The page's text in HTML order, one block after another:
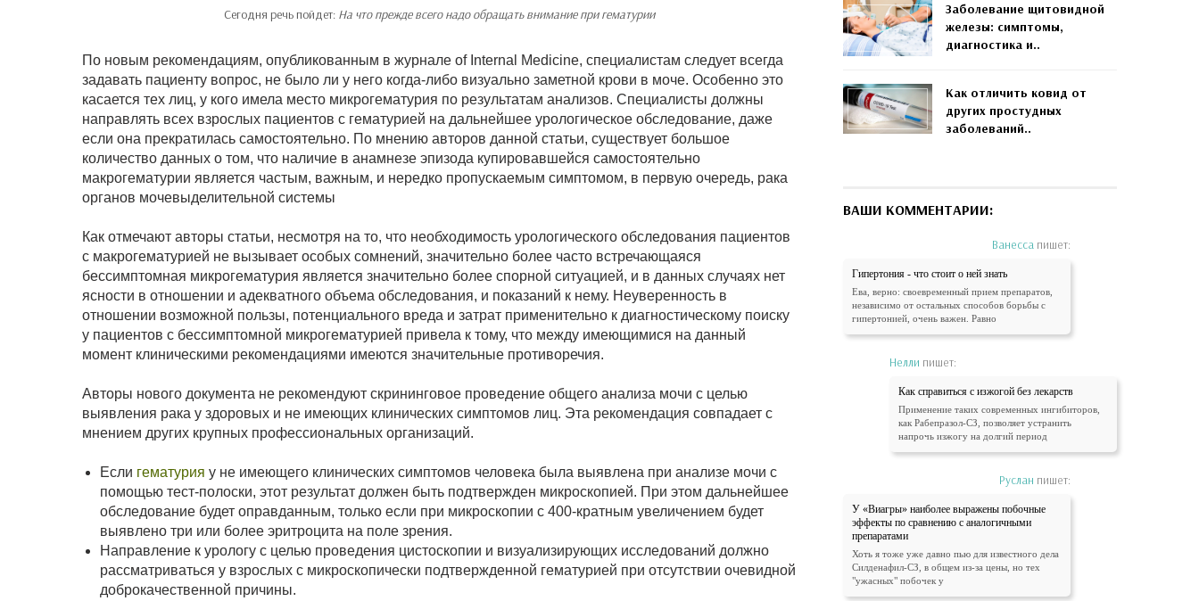
Сегодня речь пойдет: На что прежде всего надо обращать внимание при гематурии
По новым рекомендациям, опубликованным в журнале of Internal Medicine, специалистам следует всегда
задавать пациенту вопрос, не было ли у него когда-либо визуально заметной крови в моче. Особенно это
касается тех лиц, у кого имела место микрогематурия по результатам анализов. Специалисты должны
направлять всех взрослых пациентов с гематурией на дальнейшее урологическое обследование, даже
если она прекратилась самостоятельно. По мнению авторов данной статьи, существует большое
количество данных о том, что наличие в анамнезе эпизода купировавшейся самостоятельно
макрогематурии является частым, важным, и нередко пропускаемым симптомом, в первую очередь, рака
органов мочевыделительной системы
Как отмечают авторы статьи, несмотря на то, что необходимость урологического обследования пациентов
с макрогематурией не вызывает особых сомнений, значительно более часто встречающаяся
бессимптомная микрогематурия является значительно более спорной ситуацией, и в данных случаях нет
ясности в отношении и адекватного объема обследования, и показаний к нему. Неуверенность в
отношении возможной пользы, потенциального вреда и затрат применительно к диагностическому поиску
у пациентов с бессимптомной микрогематурией привела к тому, что между имеющимися на данный
момент клиническими рекомендациями имеются значительные противоречия.
Авторы нового документа не рекомендуют скрининговое проведение общего анализа мочи с целью
выявления рака у здоровых и не имеющих клинических симптомов лиц. Эта рекомендация совпадает с
мнением других крупных профессиональных организаций.
Если гематурия у не имеющего клинических симптомов человека была выявлена при анализе мочи с
помощью тест-полоски, этот результат должен быть подтвержден микроскопией. При этом дальнейшее
обследование будет оправданным, только если при микроскопии с 400-кратным увеличением будет
выявлено три или более эритроцита на поле зрения.
Направление к урологу с целью проведения цистоскопии и визуализирующих исследований должно
рассматриваться у взрослых с микроскопически подтвержденной гематурией при отсутствии очевидной
доброкачественной причины.
Заболевание щитовидной
железы: симптомы,
диагностика и..
Как отличить ковид от
других простудных
заболеваний..
ВАШИ КОММЕНТАРИИ:
Ванесса пишет:
Гипертония - что стоит о ней знать
Ева, верно: своевременный прием препаратов,
независимо от остальных способов борьбы с
гипертонией, очень важен. Равно
Нелли пишет:
Как справиться с изжогой без лекарств
Применение таких современных ингибиторов,
как Рабепразол-СЗ, позволяет устранить
напрочь изжогу на долгий период
Руслан пишет:
У «Виагры» наиболее выражены побочные
эффекты по сравнению с аналогичными
препаратами
Хоть я тоже уже давно пью для известного дела
Силденафил-СЗ, в общем из-за цены, но тех
"ужасных" побочек у